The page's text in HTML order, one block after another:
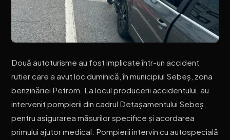
Două autoturisme au fost implicate într-un accident
rutier care a avut loc duminică, în municipiul Sebeș, zona
benzinăriei Petrom. La locul producerii accidentului, au
intervenit pompierii din cadrul Detașamentului Sebeș,
pentru asigurarea măsurilor specifice și acordarea
primului ajutor medical. Pompierii intervin cu autospecială